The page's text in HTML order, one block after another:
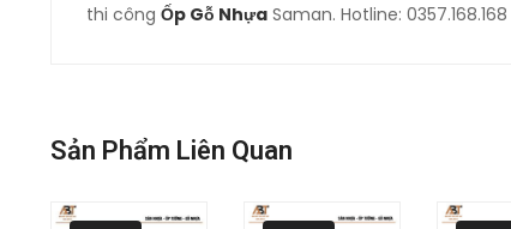
thi công Ốp Gỗ Nhựa Saman. Hotline: 0357.168.168
Sản Phẩm Liên Quan